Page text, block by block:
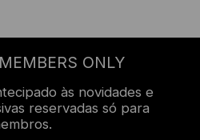
ONLY
às novidades e
reservadas só para